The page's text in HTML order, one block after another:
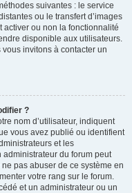
suivantes : le service
ou le transfert d’images
activer ou non la fonctionnalité
disponible aux utilisateurs.
invitons à contacter un
?
nom d’utilisateur, indiquent
vous avez publié ou identifient
et les
du forum peut
pas abuser de ce système en
votre rang sur le forum.
et un administrateur ou un